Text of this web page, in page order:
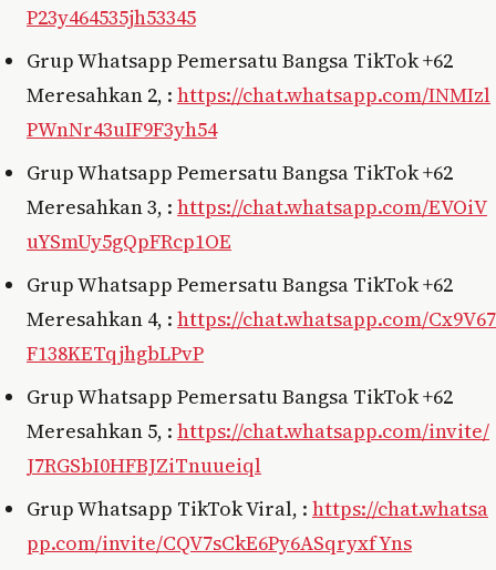
P23y464535jh53345
Grup Whatsapp Pemersatu Bangsa TikTok +62
Meresahkan 2, : https://chat.whatsapp.com/INMIzl
PWnNr43uIF9F3yh54
Grup Whatsapp Pemersatu Bangsa TikTok +62
Meresahkan 3, : https://chat.whatsapp.com/EVOiV
uYSmUy5gQpFRcp1OE
Grup Whatsapp Pemersatu Bangsa TikTok +62
Meresahkan 4, : https://chat.whatsapp.com/Cx9V67
F138KETqjhgbLPvP
Grup Whatsapp Pemersatu Bangsa TikTok +62
Meresahkan 5, : https://chat.whatsapp.com/invite/
J7RGSbI0HFBJZiTnuueiql
Grup Whatsapp TikTok Viral, : https://chat.whatsa
pp.com/invite/CQV7sCkE6Py6ASqryxfYns